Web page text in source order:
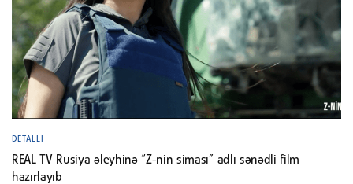
DETALLI
REAL TV Rusiya əleyhinə “Z-nin siması” adlı sənədli film
hazırlayıb